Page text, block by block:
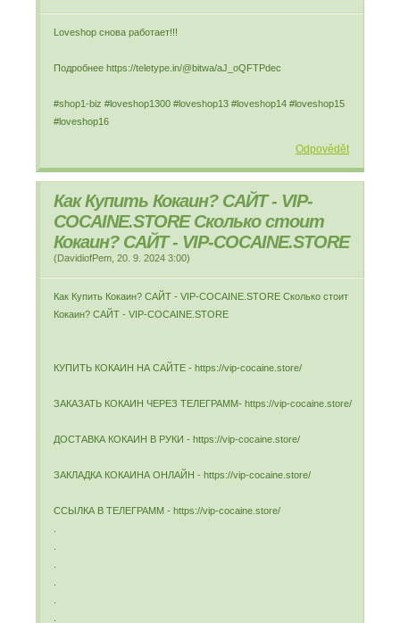
Loveshop снова работает!!!
Подробнее https://teletype.in/@bitwa/aJ_oQFTPdec
#shop1-biz #loveshop1300 #loveshop13 #loveshop14 #loveshop15
#loveshop16
Odpovědět
Как Купить Кокаин? САЙТ - VIP-
COCAINE.STORE Сколько стоит
Кокаин? САЙТ - VIP-COCAINE.STORE
(DavidiofPem 20. 9. 2024 3:00)
Как Купить Кокаин? САЙТ - VIP-COCAINE.STORE Сколько стоит
Кокаин? САЙТ - VIP-COCAINE.STORE
КУПИТЬ КОКАИН НА САЙТЕ - https://vip-cocaine.store/
ЗАКАЗАТЬ КОКАИН ЧЕРЕЗ ТЕЛЕГРАММ- https://vip-cocaine.store/
ДОСТАВКА КОКАИН В РУКИ - https://vip-cocaine.store/
ЗАКЛАДКА КОКАИНА ОНЛАЙН - https://vip-cocaine.store/
ССЫЛКА В ТЕЛЕГРАММ - https://vip-cocaine.store/